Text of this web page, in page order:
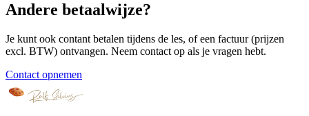
Andere betaalwijze?
Je kunt ook contant betalen tijdens de les, of een factuur (prijzen
excl. BTW) ontvangen. Neem contact op als je vragen hebt.
Contact opnemen